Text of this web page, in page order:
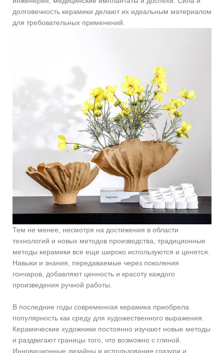
долговечность керамики делают их идеальным материалом
для требовательных применений.
Тем не менее, несмотря на достижения в области
технологий и новых методов производства, традиционные
методы керамики все еще широко используются и ценятся.
Навыки и знания, передаваемые через поколения
гончаров, добавляют ценность и красоту каждого
произведения ручной работы.
В последние годы современная керамика приобрела
популярность как среду для художественного выражения.
Керамические художники постоянно изучают новые методы
и раздвигают границы того, что возможно с глиной.
Инновационные дизайны и использование глазури и